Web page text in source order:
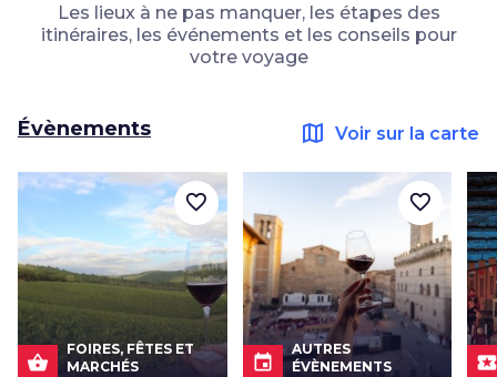
Les lieux à ne pas manquer, les étapes des
itinéraires, les événements et les conseils pour
votre voyage
Évènements map Voir sur la carte
shopping_basket
FOIRES, FÊTES ET
MARCHÉS
favorite_border
event
AUTRES
ÉVÈNEMENTS
favorite_border